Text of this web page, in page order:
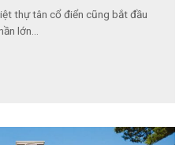
thự tân cổ điển cũng bắt đầu
lớn...